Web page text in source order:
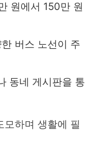
원에서 150만 원
버스 노선이 주
동네 게시판을 통
모하며 생활에 필